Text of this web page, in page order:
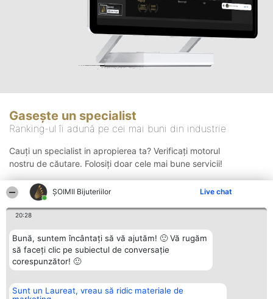
ŞOIMII Bijuteriilor Live chat
20:28
Bună, suntem încântați să vă ajutăm! 🙂 Vă rugăm
să faceți clic pe subiectul de conversație
corespunzător! 🙂
Sunt un Laureat, vreau să ridic materiale de
Gasește un specialist
Ranking-ul îi adună pe cei mai buni din industrie
Cauți un specialist in apropierea ta? Verificați motorul
nostru de căutare. Folosiți doar cele mai bune servicii!
Organizator Ranking Plebiscyt Contact